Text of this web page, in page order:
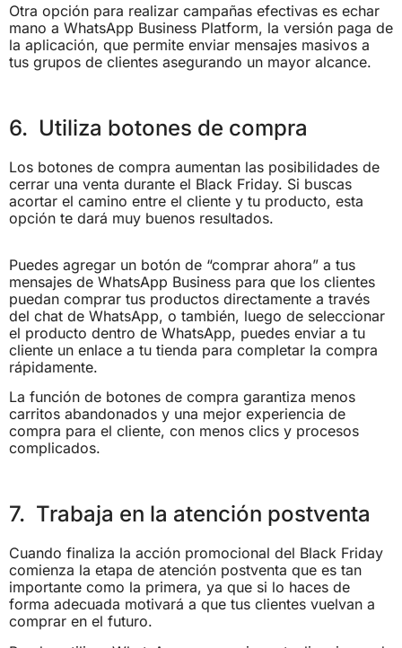
Otra opción para realizar campañas efectivas es echar
mano a WhatsApp Business Platform, la versión paga de
la aplicación, que permite enviar mensajes masivos a
tus grupos de clientes asegurando un mayor alcance.
6. Utiliza botones de compra
Los botones de compra aumentan las posibilidades de
cerrar una venta durante el Black Friday. Si buscas
acortar el camino entre el cliente y tu producto, esta
opción te dará muy buenos resultados.
Puedes agregar un botón de “comprar ahora” a tus
mensajes de WhatsApp Business para que los clientes
puedan comprar tus productos directamente a través
del chat de WhatsApp, o también, luego de seleccionar
el producto dentro de WhatsApp, puedes enviar a tu
cliente un enlace a tu tienda para completar la compra
rápidamente.
La función de botones de compra garantiza menos
carritos abandonados y una mejor experiencia de
compra para el cliente, con menos clics y procesos
complicados.
7. Trabaja en la atención postventa
Cuando finaliza la acción promocional del Black Friday
comienza la etapa de atención postventa que es tan
importante como la primera, ya que si lo haces de
forma adecuada motivará a que tus clientes vuelvan a
comprar en el futuro.